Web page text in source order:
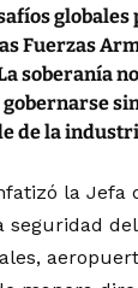
Fuerzas
soberanía
de la
la
seguridad